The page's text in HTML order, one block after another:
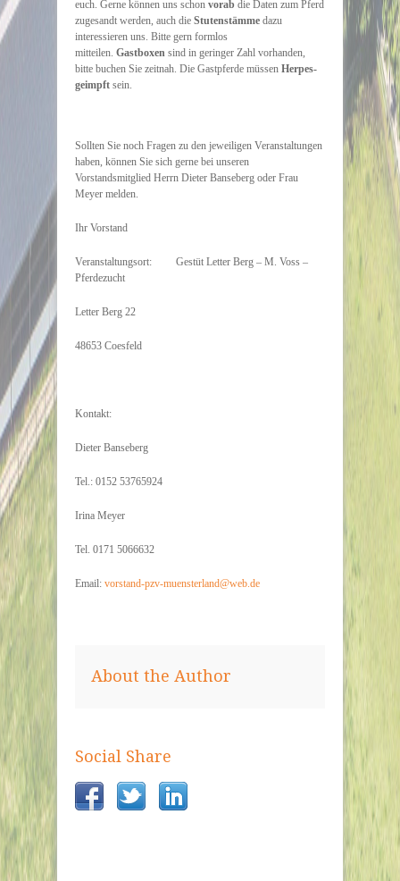
euch. Gerne können uns schon vorab die Daten zum Pferd
zugesandt werden, auch die Stutenstämme dazu
interessieren uns. Bitte gern formlos
mitteilen. Gastboxen sind in geringer Zahl vorhanden,
bitte buchen Sie zeitnah. Die Gastpferde müssen Herpes-
geimpft sein.
Sollten Sie noch Fragen zu den jeweiligen Veranstaltungen
haben, können Sie sich gerne bei unseren
Vorstandsmitglied Herrn Dieter Banseberg oder Frau
Meyer melden.
Ihr Vorstand
Veranstaltungsort: Gestüt Letter Berg – M. Voss –
Pferdezucht
Letter Berg 22
48653 Coesfeld
Kontakt:
Dieter Banseberg
Tel.: 0152 53765924
Irina Meyer
Tel. 0171 5066632
Email: vorstand-pzv-muensterland@web.de
About the Author
Social Share